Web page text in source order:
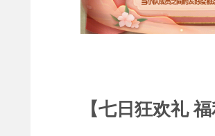
【七日狂欢礼